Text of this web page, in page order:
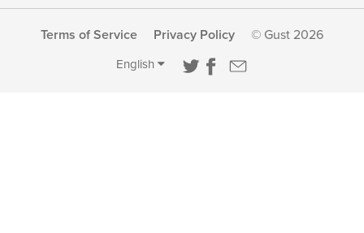
Terms of Service Privacy Policy © Gust 2026
English